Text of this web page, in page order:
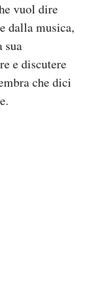
vuol dire
dalla musica,
sua
e discutere
che dici